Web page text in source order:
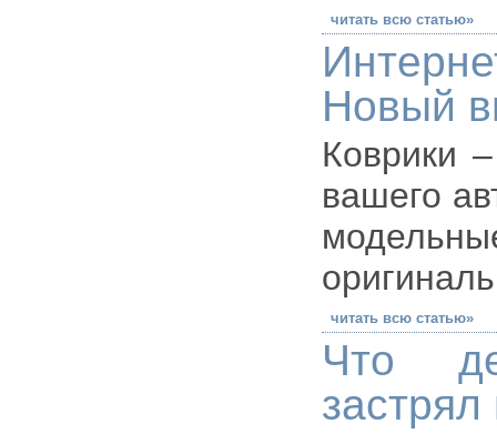
читать всю статью»
Новый
Коврики
вашего
читать всю статью»
Что
застрял